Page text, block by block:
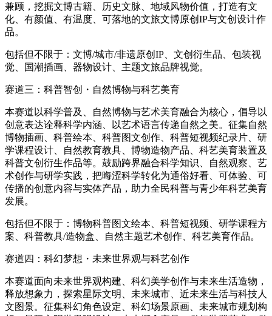
兼顾，挖掘文博古籍、历史文脉、地域风物价值，打造有文
化、有颜值、有温度、可落地的文旅文博原创IP与文创设计作
品。
包括但不限于：文博/城市/非遗原创IP、文创衍生品、包装视
觉、国潮插画、器物设计、主题文旅品牌视觉。
赛道三：科普智创・自然博物与科艺美育
本赛道以科学普及、自然博物与艺术美育融合为核心，倡导以
创意表达诠释科学内涵、以艺术语言传递自然之美。征集自然
博物插画、科普绘本、科普图文创作、科普短视频纪录片、研
学课程设计、自然教育教具、博物造物产品、科艺美育装置及
科普文创衍生作品等。鼓励跨界融合科学知识、自然观察、艺
术创作与研学实践，把晦涩科学转化为通俗好看、可体验、可
传播的创意内容与实体产品，助力全民科普与青少年科艺美育
发展。
包括但不限于：博物科普图文绘本、科普短视频、研学课程方
案、科普教具/造物盒、自然主题艺术创作、科艺美育作品。
赛道四：科幻梦想・未来世界观与科艺创作
本赛道面向未来世界观构建、科幻美学创作与未来生活造物，
释放想象力，探索星际文明、未来城市、近未来生活与科技人
文图景。征集科幻角色设定、科幻场景原画、未来城市规划构